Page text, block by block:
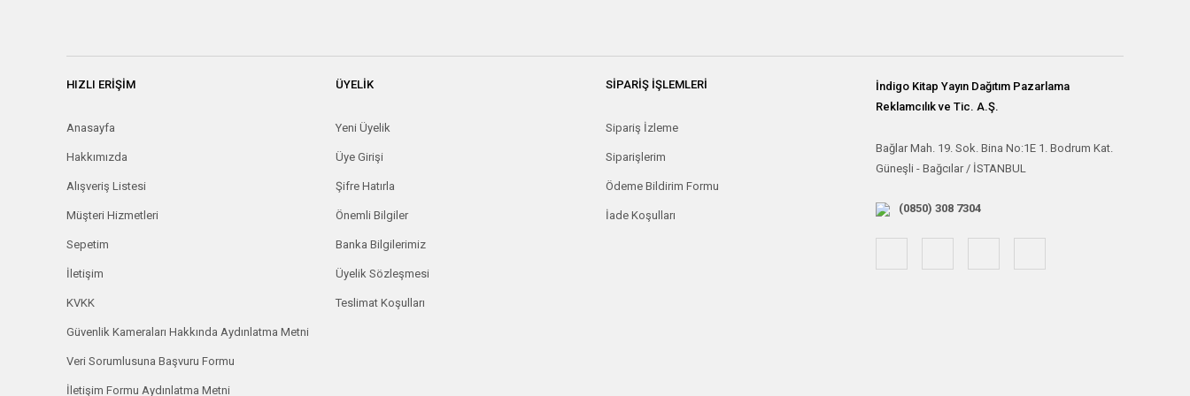
HIZLI ERİŞİM
Anasayfa
Hakkımızda
Alışveriş Listesi
Müşteri Hizmetleri
Sepetim
İletişim
KVKK
Güvenlik Kameraları Hakkında Aydınlatma Metni
Veri Sorumlusuna Başvuru Formu
İletişim Formu Aydınlatma Metni
ÜYELİK
Yeni Üyelik
Üye Girişi
Şifre Hatırla
Önemli Bilgiler
Banka Bilgilerimiz
Üyelik Sözleşmesi
Teslimat Koşulları
SİPARİŞ İŞLEMLERİ
Sipariş İzleme
Siparişlerim
Ödeme Bildirim Formu
İade Koşulları
İndigo Kitap Yayın Dağıtım Pazarlama
Reklamcılık ve Tic. A.Ş.
Bağlar Mah. 19. Sok. Bina No:1E 1. Bodrum Kat.
Güneşli - Bağcılar / İSTANBUL
(0850) 308 7304